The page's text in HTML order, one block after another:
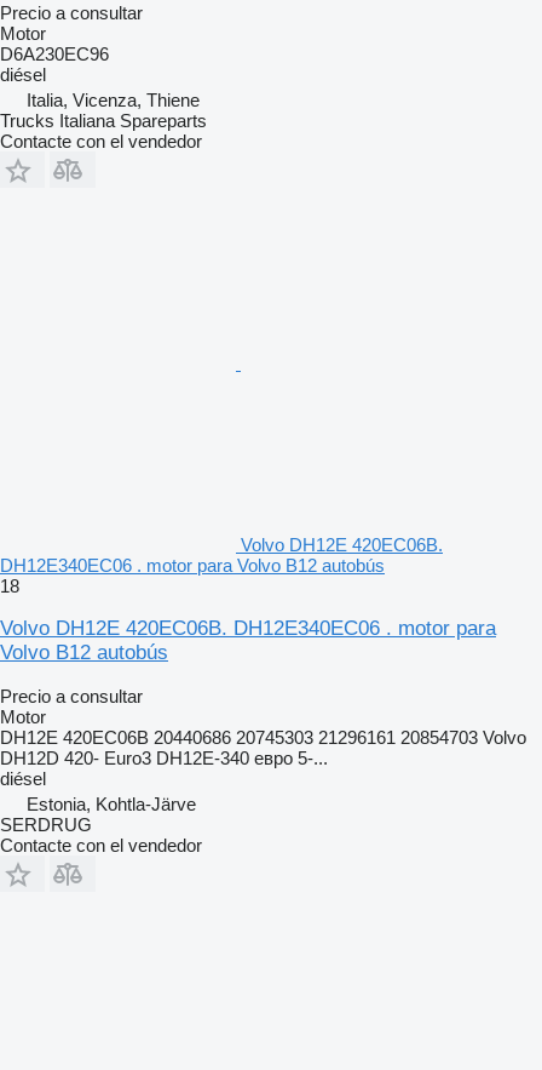
Precio a consultar
Motor
D6A230EC96
diésel
Italia, Vicenza, Thiene
Trucks Italiana Spareparts
Contacte con el vendedor
Volvo DH12E 420EC06B.
DH12E340EC06 . motor para Volvo B12 autobús
18
Volvo DH12E 420EC06B. DH12E340EC06 . motor para
Volvo B12 autobús
Precio a consultar
Motor
DH12E 420EC06B 20440686 20745303 21296161 20854703 Volvo
DH12D 420- Euro3 DH12E-340 евро 5-...
diésel
Estonia, Kohtla-Järve
SERDRUG
Contacte con el vendedor